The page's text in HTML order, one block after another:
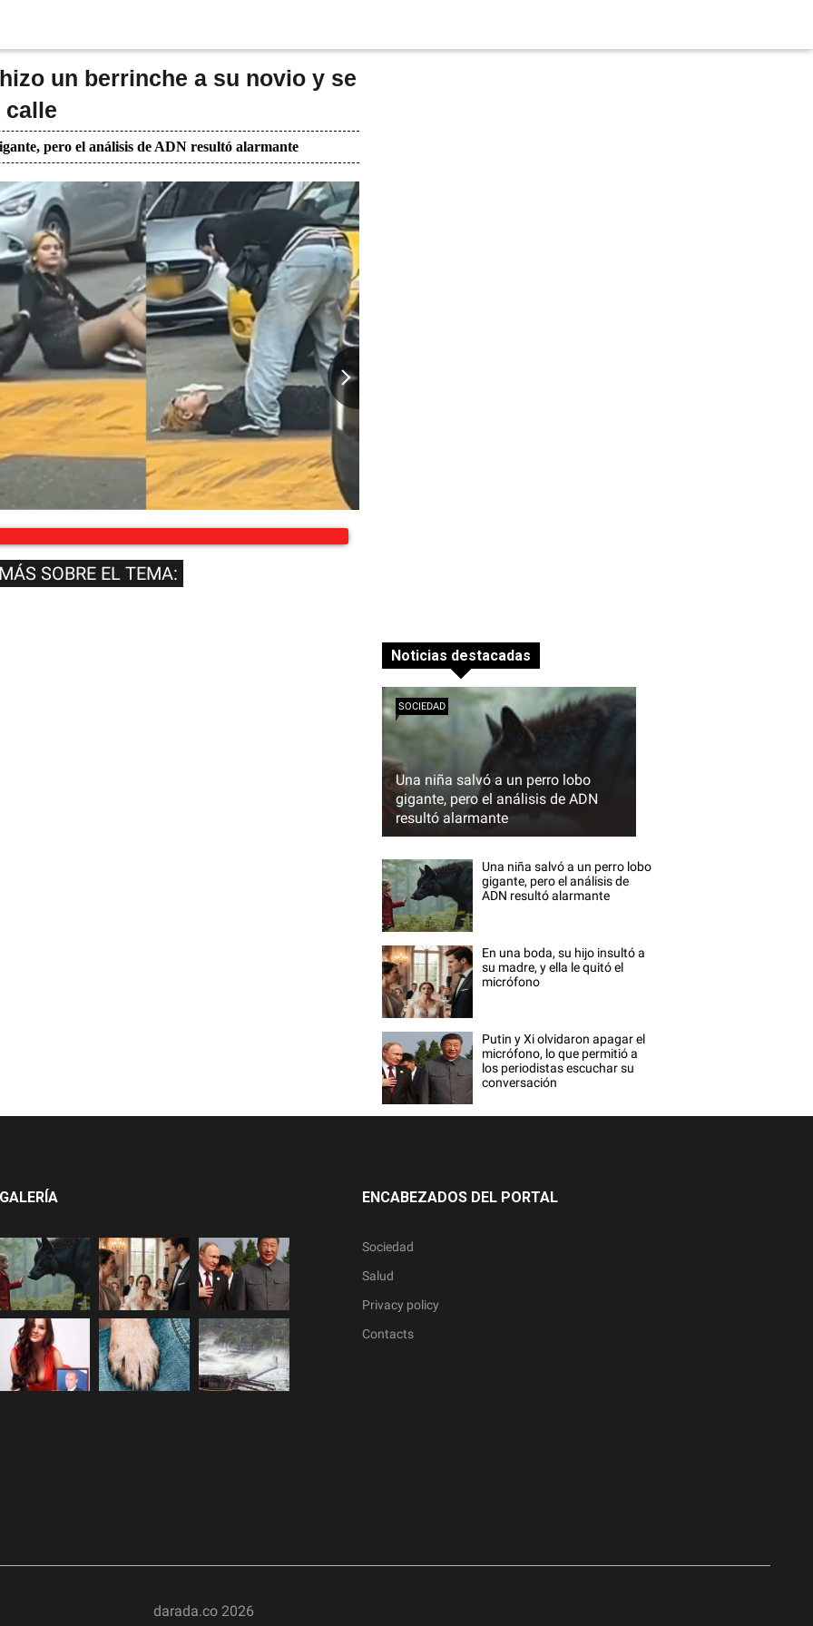
un berrinche a su novio y se
calle
pero el análisis de ADN resultó alarmante
SOBRE EL TEMA:
Noticias destacadas
Una niña salvó a un perro lobo
gigante, pero el análisis de ADN
resultó alarmante
SOCIEDAD
Una niña salvó a un perro lobo
gigante, pero el análisis de
ADN resultó alarmante
En una boda, su hijo insultó a
su madre, y ella le quitó el
micrófono
Putin y Xi olvidaron apagar el
micrófono, lo que permitió a
los periodistas escuchar su
conversación
GALERÍA ENCABEZADOS DEL PORTAL
Sociedad
Salud
Privacy policy
Contacts
darada.co 2026